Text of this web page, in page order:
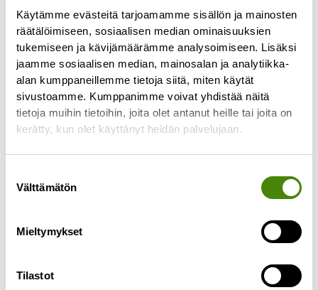
Käytämme evästeitä tarjoamamme sisällön ja mainosten
räätälöimiseen, sosiaalisen median ominaisuuksien
tukemiseen ja kävijämäärämme analysoimiseen. Lisäksi
jaamme sosiaalisen median, mainosalan ja analytiikka-
alan kumppaneillemme tietoja siitä, miten käytät
sivustoamme. Kumppanimme voivat yhdistää näitä
tietoja muihin tietoihin, joita olet antanut heille tai joita on
kerätty, kun olet käyttänyt heidän palvelujaan.
valinta
Välttämätön
Mieltymykset
Tilastot
PÄIVITETTY:
Puhelinasiakaspalvelu toimii
27.4.2023
toimivat jälleen ja palvelemme normaalien
———————————— Puhelinasiakaspalvelumme
ei toimi tällä